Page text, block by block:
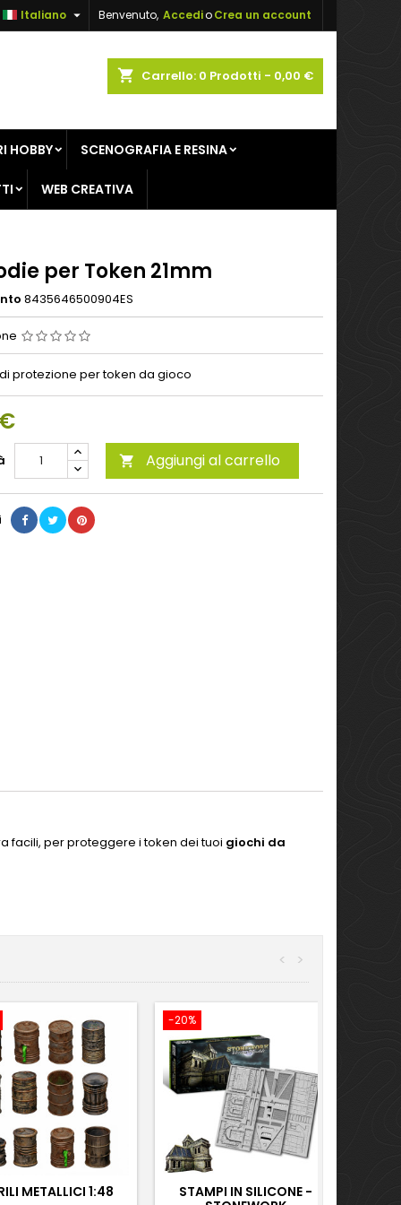
Benvenuto, AccedioCrea un account
Italiano 
shopping_cart Carrello: 0 Prodotti - 0,00 €
HOBBY SCENOGRAFIA E RESINA
WEB CREATIVA
per Token 21mm
8435646500904ES
protezione per token da gioco
 Aggiungi al carrello
facili, per proteggere i token dei tuoi giochi da
>
<
METALLICI 1:48
-20%
STAMPI IN SILICONE -